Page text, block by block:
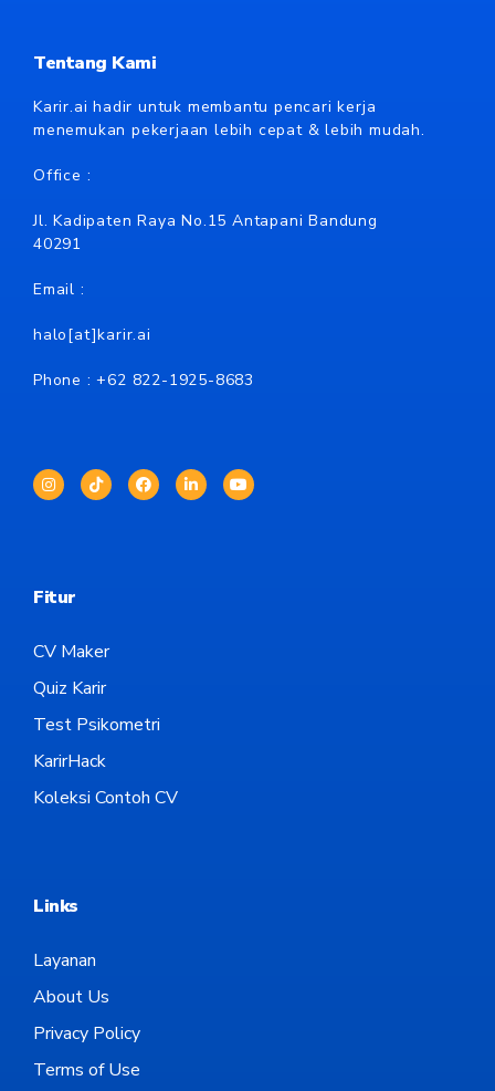
Tentang Kami
Karir.ai hadir untuk membantu pencari kerja
menemukan pekerjaan lebih cepat & lebih mudah.
Office :
Jl. Kadipaten Raya No.15 Antapani Bandung
40291
Email :
halo[at]karir.ai
Phone : +62 822-1925-8683
Fitur
CV Maker
Quiz Karir
Test Psikometri
KarirHack
Koleksi Contoh CV
Links
Layanan
About Us
Privacy Policy
Terms of Use